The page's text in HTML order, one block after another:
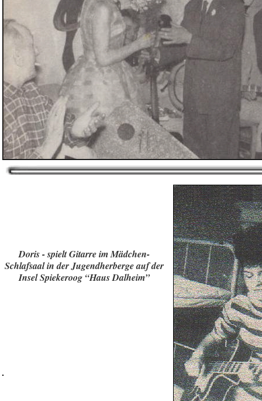
Doris - spielt Gitarre im Mädchen-
Schlafsaal in der Jugendherberge auf der
Insel Spiekeroog “Haus Dalheim”